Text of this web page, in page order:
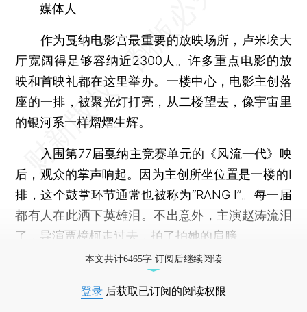
媒体人
作为戛纳电影宫最重要的放映场所，卢米埃大
厅宽阔得足够容纳近2300人。许多重点电影的放
映和首映礼都在这里举办。一楼中心，电影主创落
座的一排，被聚光灯打亮，从二楼望去，像宇宙里
的银河系一样熠熠生辉。
入围第77届戛纳主竞赛单元的《风流一代》映
后，观众的掌声响起。因为主创所坐位置是一楼的I
排，这个鼓掌环节通常也被称为“RANG I”。每一届
都有人在此洒下英雄泪。不出意外，主演赵涛流泪
了，导演贾樟柯走过去，拍了拍她的肩膀。
本文共计6465字 订阅后继续阅读
登录 后获取已订阅的阅读权限